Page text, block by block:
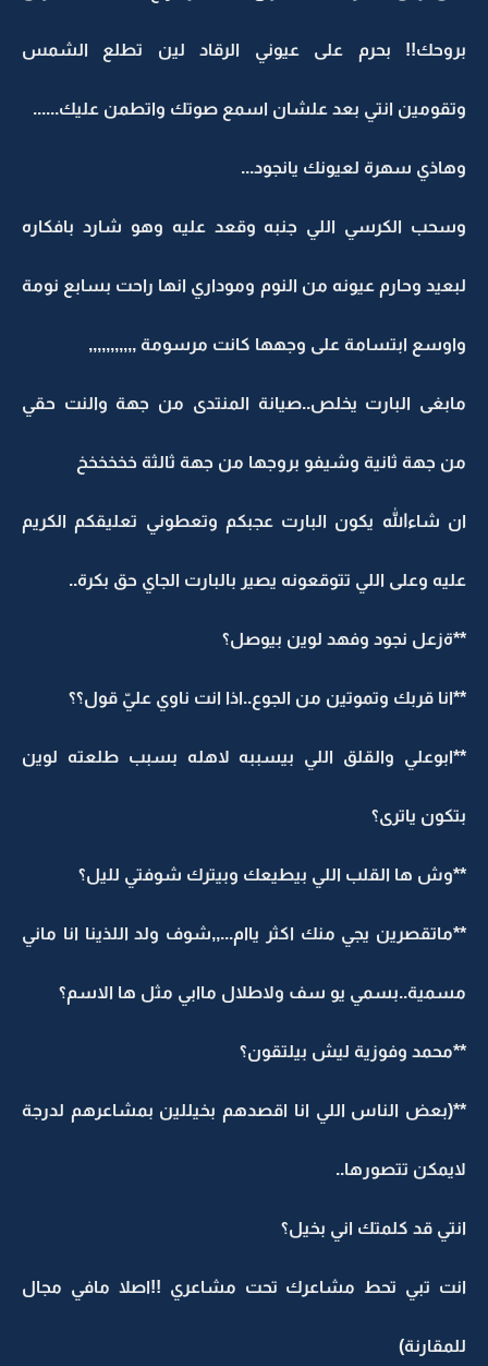
بروحك!! بحرم على عيوني الرقاد لين تطلع الشمس
وتقومين انتي بعد علشان اسمع صوتك واتطمن عليك......
وهاذي سهرة لعيونك يانجود...
وسحب الكرسي اللي جنبه وقعد عليه وهو شارد بافكاره
لبعيد وحارم عيونه من النوم وموداري انها راحت بسابع نومة
واوسع ابتسامة على وجهها كانت مرسومة ,,,,,,,,,,,
مابغى البارت يخلص..صيانة المنتدى من جهة والنت حقي
من جهة ثانية وشيفو بروجها من جهة ثالثة خخخخخخ
ان شاءالله يكون البارت عجبكم وتعطوني تعليقكم الكريم
عليه وعلى اللي تتوقعونه يصير بالبارت الجاي حق بكرة..
**ةزعل نجود وفهد لوين بيوصل؟
**انا قربك وتموتين من الجوع..اذا انت ناوي عليّ قول؟؟
**ابوعلي والقلق اللي بيسببه لاهله بسبب طلعته لوين
بتكون ياترى؟
**وش ها القلب اللي بيطيعك وبيترك شوفتي لليل؟
**ماتقصرين يجي منك اكثر ياام...,,شوف ولد اللذينا انا ماني
مسمية..بسمي يو سف ولاطلال ماابي مثل ها الاسم؟
**محمد وفوزية ليش بيلتقون؟
**(بعض الناس اللي انا اقصدهم بخيللين بمشاعرهم لدرجة
لايمكن تتصورها..
انتي قد كلمتك اني بخيل؟
انت تبي تحط مشاعرك تحت مشاعري !!اصلا مافي مجال
للمقارنة)